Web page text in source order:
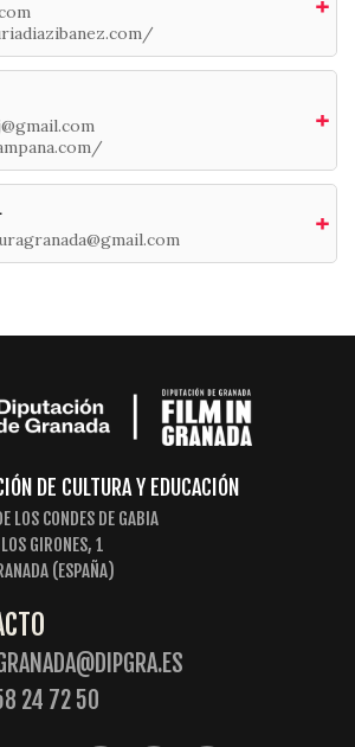
DE CULTURA Y EDUCACIÓN
LOS CONDES DE GABIA
GIRONES, 1
(ESPAÑA)
24 72 50